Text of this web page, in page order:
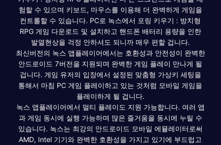
험할 수 있으며 키보드, 마우스를 이용해 더 완벽하게 게임을
컨트롤할 수 있습니다. PC로 녹스에서 포링 키우기 : 방치형
RPG 게임 다운로드 및 설치하고 핸드폰 배터리 용량을 인한
발열현상을 걱정 안하셔도 되니까 매우 편할 겁니다.
최신버전의 녹스 앱플레이어에서는 호환성과 안전성이 완벽한
안드로이드 7버전을 지원되며 완벽한 게임 플레이 만나게 될
겁니다. 게임 유저의 입장에서 설정된 맞춤형 가상키 세팅을
통해서 마침 PC 게임 플레이하고 있는 것처럼 모바일 게임을
플레이하게 될 겁니다.
녹스 앱플레이어에서 멀티 플레이도 지원 가능합니다. 여러 앱
과 게임 동시에 실행 가능하며 많은 즐거움을 동시에 누릴 수
있습니다. 녹스는 최강의 안드로이드 모바일 에뮬레이터로써
AMD, Intel 기기와 완벽한 호환성을 가지고 있기에 부드럽고